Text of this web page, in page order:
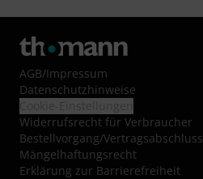
AGB/Impressum
Datenschutzhinweise
Widerrufsrecht für Verbraucher
Bestellvorgang/Vertragsabschluss
Mängelhaftungsrecht
Erklärung zur Barrierefreiheit